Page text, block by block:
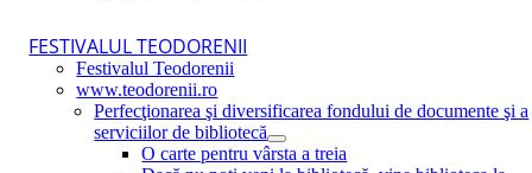
FESTIVALUL TEODORENII
Festivalul Teodorenii
www.teodorenii.ro
Perfecţionarea şi diversificarea fondului de documente şi a
serviciilor de bibliotecă
O carte pentru vârsta a treia